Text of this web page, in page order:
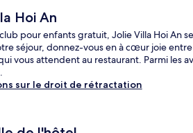
Hoi An
pour enfants gratuit, Jolie Villa Hoi An
séjour, donnez-vous en à cœur joie
vous attendent au restaurant. Parmi les
sur le droit de rétractation